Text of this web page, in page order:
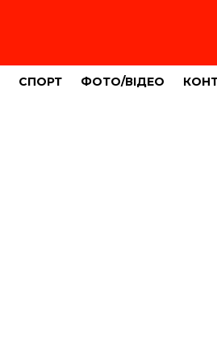
СПОРТ ФОТО/ВІДЕО